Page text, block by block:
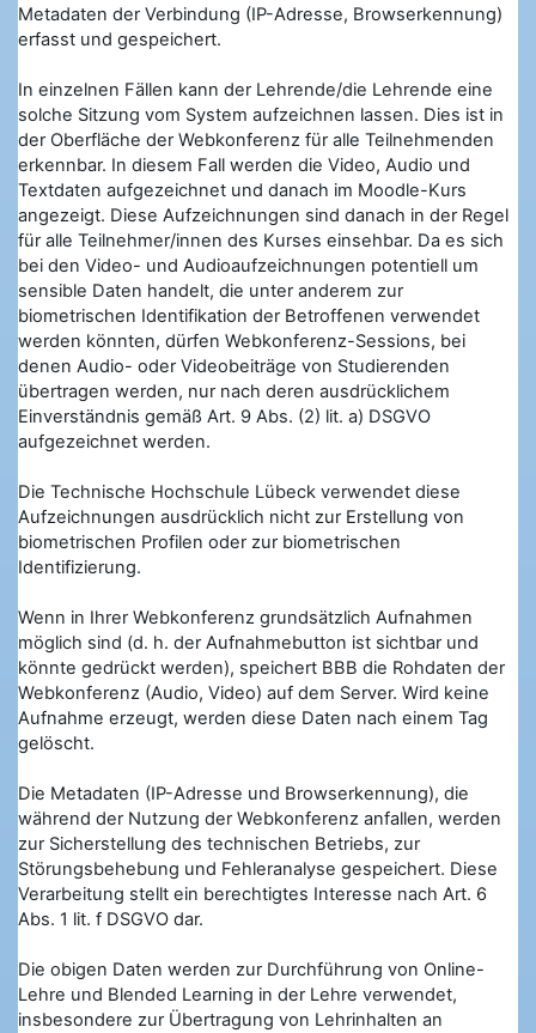
Metadaten der Verbindung (IP-Adresse, Browserkennung)
erfasst und gespeichert.
In einzelnen Fällen kann der Lehrende/die Lehrende eine
solche Sitzung vom System aufzeichnen lassen. Dies ist in
der Oberfläche der Webkonferenz für alle Teilnehmenden
erkennbar. In diesem Fall werden die Video, Audio und
Textdaten aufgezeichnet und danach im Moodle-Kurs
angezeigt. Diese Aufzeichnungen sind danach in der Regel
für alle Teilnehmer/innen des Kurses einsehbar. Da es sich
bei den Video- und Audioaufzeichnungen potentiell um
sensible Daten handelt, die unter anderem zur
biometrischen Identifikation der Betroffenen verwendet
werden könnten, dürfen Webkonferenz-Sessions, bei
denen Audio- oder Videobeiträge von Studierenden
übertragen werden, nur nach deren ausdrücklichem
Einverständnis gemäß Art. 9 Abs. (2) lit. a) DSGVO
aufgezeichnet werden.
Die Technische Hochschule Lübeck verwendet diese
Aufzeichnungen ausdrücklich nicht zur Erstellung von
biometrischen Profilen oder zur biometrischen
Identifizierung.
Wenn in Ihrer Webkonferenz grundsätzlich Aufnahmen
möglich sind (d. h. der Aufnahmebutton ist sichtbar und
könnte gedrückt werden), speichert BBB die Rohdaten der
Webkonferenz (Audio, Video) auf dem Server. Wird keine
Aufnahme erzeugt, werden diese Daten nach einem Tag
gelöscht.
Die Metadaten (IP-Adresse und Browserkennung), die
während der Nutzung der Webkonferenz anfallen, werden
zur Sicherstellung des technischen Betriebs, zur
Störungsbehebung und Fehleranalyse gespeichert. Diese
Verarbeitung stellt ein berechtigtes Interesse nach Art. 6
Abs. 1 lit. f DSGVO dar.
Die obigen Daten werden zur Durchführung von Online-
Lehre und Blended Learning in der Lehre verwendet,
insbesondere zur Übertragung von Lehrinhalten an